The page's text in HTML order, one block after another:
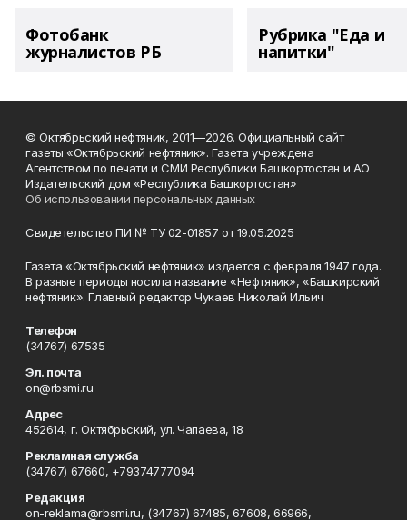
Фотобанк
журналистов РБ
Рубрика "Еда и
напитки"
© Октябрьский нефтяник, 2011—2026. Официальный сайт
газеты «Октябрьский нефтяник». Газета учреждена
Агентством по печати и СМИ Республики Башкортостан и АО
Издательский дом «Республика Башкортостан»
Об использовании персональных данных
Свидетельство ПИ № ТУ 02-01857 от 19.05.2025
Газета «Октябрьский нефтяник» издается с февраля 1947 года.
В разные периоды носила название «Нефтяник», «Башкирский
нефтяник». Главный редактор Чукаев Николай Ильич
Телефон
(34767) 67535
Эл. почта
on@rbsmi.ru
Адрес
452614, г. Октябрьский, ул. Чапаева, 18
Рекламная служба
(34767) 67660, +79374777094
Редакция
on-reklama@rbsmi.ru, (34767) 67485, 67608, 66966,